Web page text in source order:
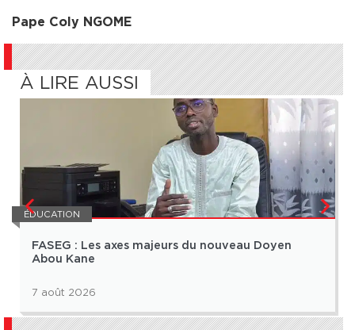
Pape Coly NGOME
À LIRE AUSSI
ÉDUCATION
FASEG : Les axes majeurs du nouveau Doyen
Abou Kane
7 août 2026